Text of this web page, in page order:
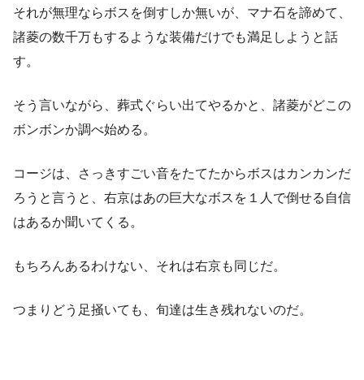
それが無理ならボスを倒すしか無いが、マナ石を諦めて、
諸菱の数千万もするような装備だけでも満足しようと話
す。
そう言いながら、葬式ぐらい出てやるかと、諸菱がどこの
ボンボンか調べ始める。
コージは、さっきすごい音をたてたからボスはカンカンだ
ろうと言うと、右京はあの巨大なボスを１人で倒せる自信
はあるか聞いてくる。
もちろんあるわけない、それは右京も同じだ。
つまりどう足掻いても、旬達は生き残れないのだ。